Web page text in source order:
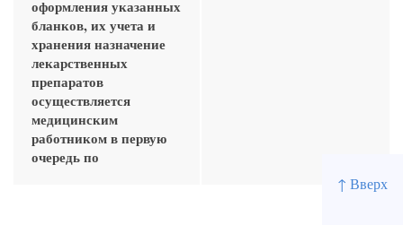
↑ Вверх
оформления указанных
бланков, их учета и
хранения назначение
лекарственных
препаратов
осуществляется
медицинским
работником в первую
очередь по